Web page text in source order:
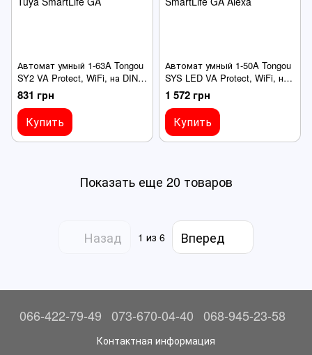
Автомат умный 1-63A Tongou
SY2 VA Protect, WiFi, на DIN
рейку, регулируемый,
управление Tuya SmartLife
GA
831 грн
Купить
Автомат умный 1-50A Tongou
SYS LED VA Protect, WiFi, на
DIN рейке, регулируемый,
Tuya SmartLife GA Alexa
1 572 грн
Купить
Показать еще 20 товаров
Назад 1 из 6 Вперед
066-422-79-49 073-670-04-40 068-945-23-58
Контактная информация